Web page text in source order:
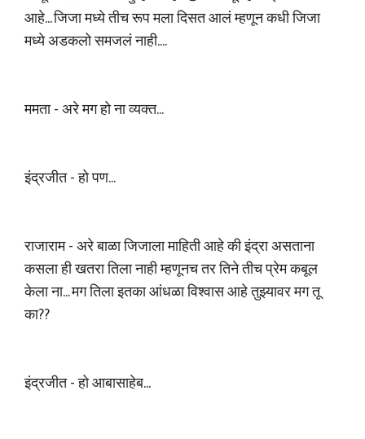
आहे... जिजा मध्ये तीच रूप मला दिसत आलं म्हणून कधी जिजा
मध्ये अडकलो समजलं नाही....
ममता - अरे मग हो ना व्यक्त...
इंद्रजीत - हो पण...
राजाराम - अरे बाळा जिजाला माहिती आहे की इंद्रा असताना
कसला ही खतरा तिला नाही म्हणूनच तर तिने तीच प्रेम कबूल
केला ना... मग तिला इतका आंधळा विश्वास आहे तुझ्यावर मग तू
का??
इंद्रजीत - हो आबासाहेब...